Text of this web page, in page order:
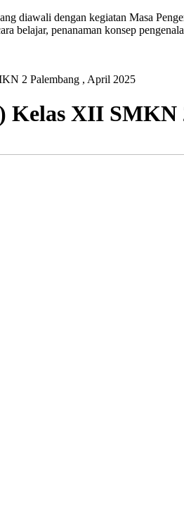
diawali dengan kegiatan Masa
belajar, penanaman konsep
2 Palembang , April 2025
XII SMKN